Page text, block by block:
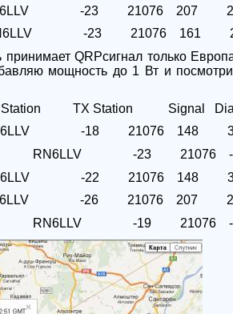
-23 21076 207
-23 21076 161
принимаетQRPсигнал только
мощность до 1 Вт и
TX Station Signal
-18 21076 148
RN6LLV -23 21076
-22 21076 148
-26 21076 207
RN6LLV -19 21076